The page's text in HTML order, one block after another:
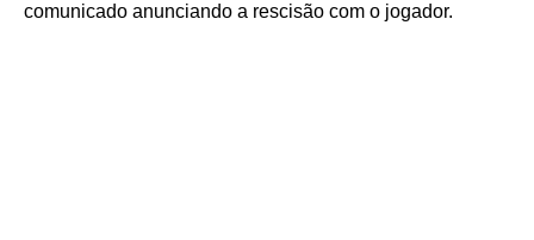
comunicado anunciando a rescisão com o jogador.